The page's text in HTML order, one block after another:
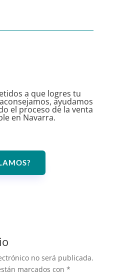
a que logres tu
ayudamos
el proceso de la venta
en Navarra.
no será publicada.
marcados con *